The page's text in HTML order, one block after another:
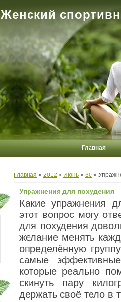
Женский
Главная
Главная » 2012 » Июнь » 30 »
Упражнения для похудения
Какие упражнения
этот вопрос могу
для похудения
желание менять
определённую
самые
которые реально
скинуть пару
держать своё тело в